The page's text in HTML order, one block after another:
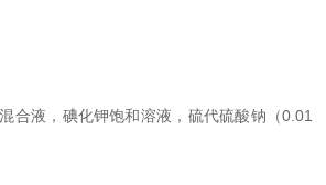
，碘化钾饱和溶液，硫代硫酸钠（0.01